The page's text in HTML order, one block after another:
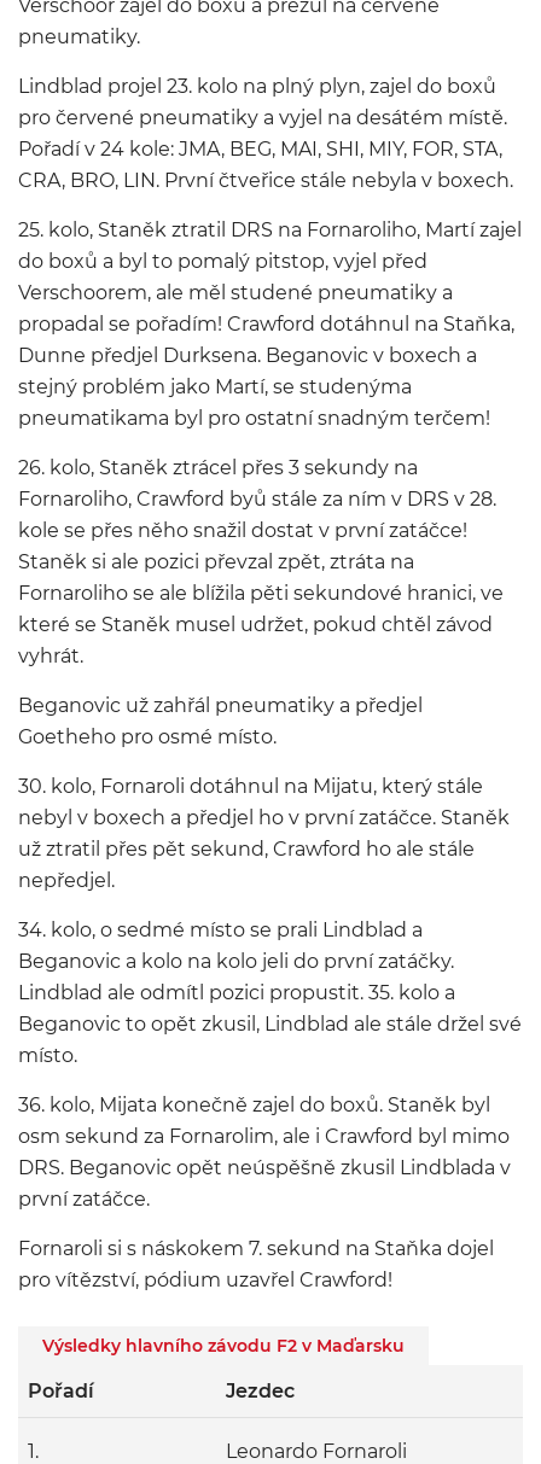
Verschoor zajel do boxů a přezul na červené
pneumatiky.
Lindblad projel 23. kolo na plný plyn, zajel do boxů
pro červené pneumatiky a vyjel na desátém místě.
Pořadí v 24 kole: JMA, BEG, MAI, SHI, MIY, FOR, STA,
CRA, BRO, LIN. První čtveřice stále nebyla v boxech.
25. kolo, Staněk ztratil DRS na Fornaroliho, Martí zajel
do boxů a byl to pomalý pitstop, vyjel před
Verschoorem, ale měl studené pneumatiky a
propadal se pořadím! Crawford dotáhnul na Staňka,
Dunne předjel Durksena. Beganovic v boxech a
stejný problém jako Martí, se studenýma
pneumatikama byl pro ostatní snadným terčem!
26. kolo, Staněk ztrácel přes 3 sekundy na
Fornaroliho, Crawford byů stále za ním v DRS v 28.
kole se přes něho snažil dostat v první zatáčce!
Staněk si ale pozici převzal zpět, ztráta na
Fornaroliho se ale blížila pěti sekundové hranici, ve
které se Staněk musel udržet, pokud chtěl závod
vyhrát.
Beganovic už zahřál pneumatiky a předjel
Goetheho pro osmé místo.
30. kolo, Fornaroli dotáhnul na Mijatu, který stále
nebyl v boxech a předjel ho v první zatáčce. Staněk
už ztratil přes pět sekund, Crawford ho ale stále
nepředjel.
34. kolo, o sedmé místo se prali Lindblad a
Beganovic a kolo na kolo jeli do první zatáčky.
Lindblad ale odmítl pozici propustit. 35. kolo a
Beganovic to opět zkusil, Lindblad ale stále držel své
místo.
36. kolo, Mijata konečně zajel do boxů. Staněk byl
osm sekund za Fornarolim, ale i Crawford byl mimo
DRS. Beganovic opět neúspěšně zkusil Lindblada v
první zatáčce.
Fornaroli si s náskokem 7. sekund na Staňka dojel
pro vítězství, pódium uzavřel Crawford!
Výsledky hlavního závodu F2 v Maďarsku
Pořadí Jezdec
1. Leonardo Fornaroli